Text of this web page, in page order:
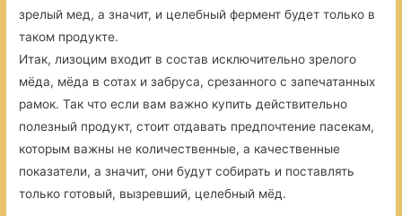
зрелый мед, а значит, и целебный фермент будет только в
таком продукте.
Итак, лизоцим входит в состав исключительно зрелого
мёда, мёда в сотах и забруса, срезанного с запечатанных
рамок. Так что если вам важно купить действительно
полезный продукт, стоит отдавать предпочтение пасекам,
которым важны не количественные, а качественные
показатели, а значит, они будут собирать и поставлять
только готовый, вызревший, целебный мёд.